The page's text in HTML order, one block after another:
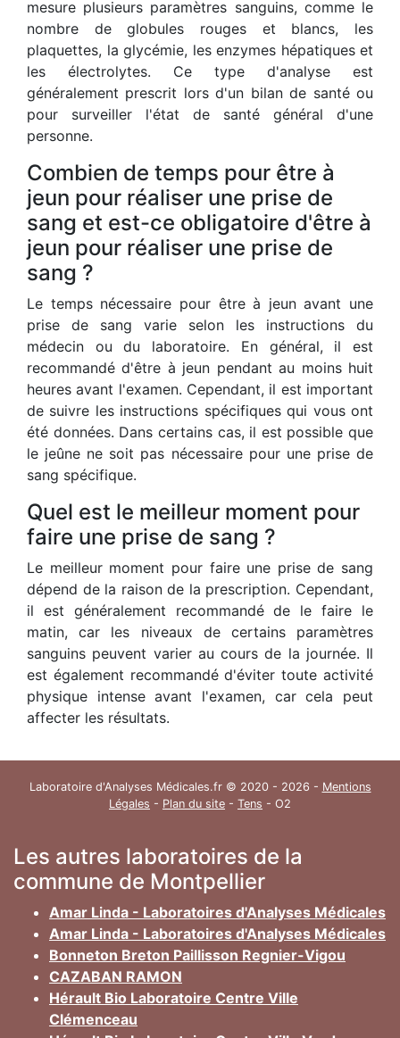
mesure plusieurs paramètres sanguins, comme le
nombre de globules rouges et blancs, les
plaquettes, la glycémie, les enzymes hépatiques et
les électrolytes. Ce type d'analyse est
généralement prescrit lors d'un bilan de santé ou
pour surveiller l'état de santé général d'une
personne.
Combien de temps pour être à
jeun pour réaliser une prise de
sang et est-ce obligatoire d'être à
jeun pour réaliser une prise de
sang ?
Le temps nécessaire pour être à jeun avant une
prise de sang varie selon les instructions du
médecin ou du laboratoire. En général, il est
recommandé d'être à jeun pendant au moins huit
heures avant l'examen. Cependant, il est important
de suivre les instructions spécifiques qui vous ont
été données. Dans certains cas, il est possible que
le jeûne ne soit pas nécessaire pour une prise de
sang spécifique.
Quel est le meilleur moment pour
faire une prise de sang ?
Le meilleur moment pour faire une prise de sang
dépend de la raison de la prescription. Cependant,
il est généralement recommandé de le faire le
matin, car les niveaux de certains paramètres
sanguins peuvent varier au cours de la journée. Il
est également recommandé d'éviter toute activité
physique intense avant l'examen, car cela peut
affecter les résultats.
Laboratoire d'Analyses Médicales.fr © 2020 - 2026 - Mentions
Légales - Plan du site - Tens - O2
Les autres laboratoires de la
commune de Montpellier
Amar Linda - Laboratoires d'Analyses Médicales
Amar Linda - Laboratoires d'Analyses Médicales
Bonneton Breton Paillisson Regnier-Vigou
CAZABAN RAMON
Hérault Bio Laboratoire Centre Ville
Clémenceau